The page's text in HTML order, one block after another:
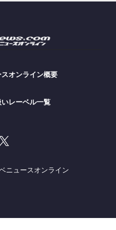
オンライン概要
レーベル一覧
ニュースオンライン